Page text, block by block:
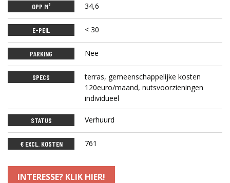
OPP M² 34,6
E-PEIL < 30
PARKING Nee
SPECS
terras, gemeenschappelijke kosten
120euro/maand, nutsvoorzieningen
individueel
STATUS Verhuurd
€ EXCL. KOSTEN 761
INTERESSE? KLIK HIER!